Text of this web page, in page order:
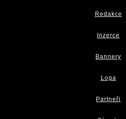
Redakce
Inzerce
Bannery
Loga
Partneři